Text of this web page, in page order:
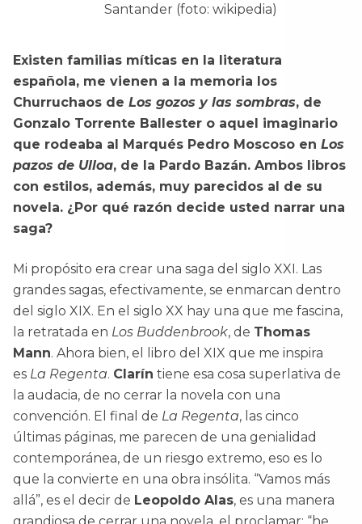
Santander (foto: wikipedia)
Existen familias míticas en la literatura
española, me vienen a la memoria los
Churruchaos de Los gozos y las sombras, de
Gonzalo Torrente Ballester o aquel imaginario
que rodeaba al Marqués Pedro Moscoso en Los
pazos de Ulloa, de la Pardo Bazán. Ambos libros
con estilos, además, muy parecidos al de su
novela. ¿Por qué razón decide usted narrar una
saga?
Mi propósito era crear una saga del siglo XXI. Las
grandes sagas, efectivamente, se enmarcan dentro
del siglo XIX. En el siglo XX hay una que me fascina,
la retratada en Los Buddenbrook, de Thomas
Mann. Ahora bien, el libro del XIX que me inspira
es La Regenta. Clarín tiene esa cosa superlativa de
la audacia, de no cerrar la novela con una
convención. El final de La Regenta, las cinco
últimas páginas, me parecen de una genialidad
contemporánea, de un riesgo extremo, eso es lo
que la convierte en una obra insólita. “Vamos más
allá”, es el decir de Leopoldo Alas, es una manera